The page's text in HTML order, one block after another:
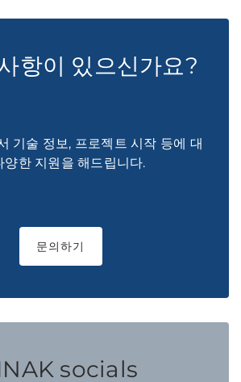
항이 있으신가요?
기술 정보, 프로젝트 시작 등에 대
양한 지원을 해드립니다.
문의하기
socials